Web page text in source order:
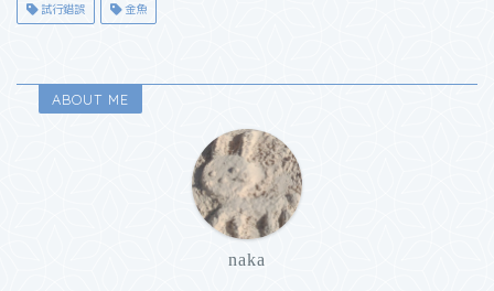
試行錯誤 金魚
ABOUT ME
naka